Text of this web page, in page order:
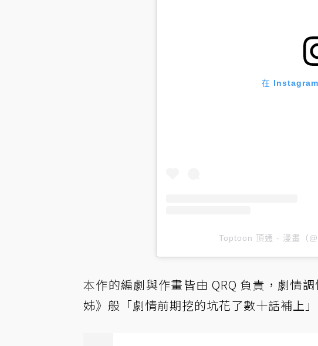
在 Instagram
Toptoon 頂通 - 漫畫（
本作的編劇與作畫皆由 QRQ 負責，劇情
姊》般「劇情前期挖的坑花了數十話補上」